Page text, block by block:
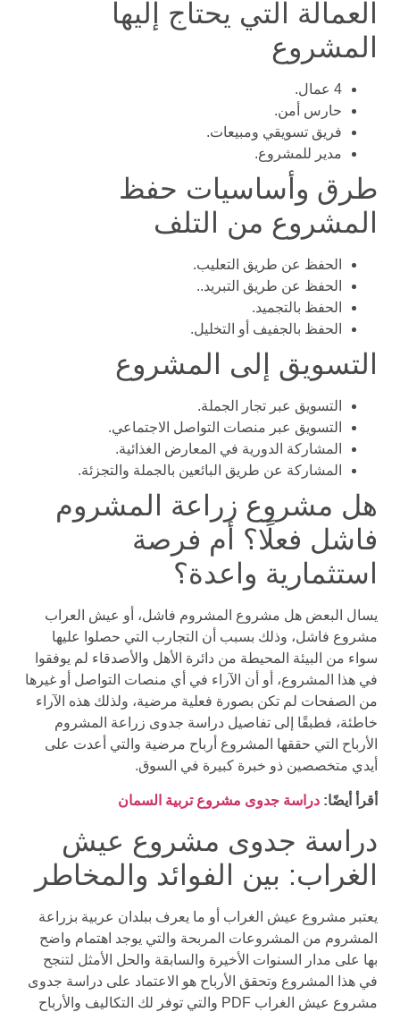
العمالة التي يحتاج إليها
المشروع
4 عمال.
حارس أمن.
فريق تسويقي ومبيعات.
مدير للمشروع.
طرق وأساسيات حفظ
المشروع من التلف
الحفظ عن طريق التعليب.
الحفظ عن طريق التبريد..
الحفظ بالتجميد.
الحفظ بالجفيف أو التخليل.
التسويق إلى المشروع
التسويق عبر تجار الجملة.
التسويق عبر منصات التواصل الاجتماعي.
المشاركة الدورية في المعارض الغذائية.
المشاركة عن طريق البائعين بالجملة والتجزئة.
هل مشروع زراعة المشروم
فاشل فعلًا؟ أم فرصة
استثمارية واعدة؟
يسال البعض هل مشروع المشروم فاشل، أو عيش العراب
مشروع فاشل، وذلك بسبب أن التجارب التي حصلوا عليها
سواء من البيئة المحيطة من دائرة الأهل والأصدقاء لم يوفقوا
في هذا المشروع، أو أن الآراء في أي منصات التواصل أو غيرها
من الصفحات لم تكن بصورة فعلية مرضية، ولذلك هذه الآراء
خاطئة، فطبقًا إلى تفاصيل دراسة جدوى زراعة المشروم
الأرباح التي حققها المشروع أرباح مرضية والتي أعدت على
أيدي متخصصين ذو خبرة كبيرة في السوق.
أقرأ أيضًا: دراسة جدوى مشروع تربية السمان
دراسة جدوى مشروع عيش
الغراب: بين الفوائد والمخاطر
يعتبر مشروع عيش الغراب أو ما يعرف ببلدان عربية بزراعة
المشروم من المشروعات المربحة والتي يوجد اهتمام واضح
بها على مدار السنوات الأخيرة والسابقة والحل الأمثل لتنجح
في هذا المشروع وتحقق الأرباح هو الاعتماد على دراسة جدوى
مشروع عيش الغراب PDF والتي توفر لك التكاليف والأرباح